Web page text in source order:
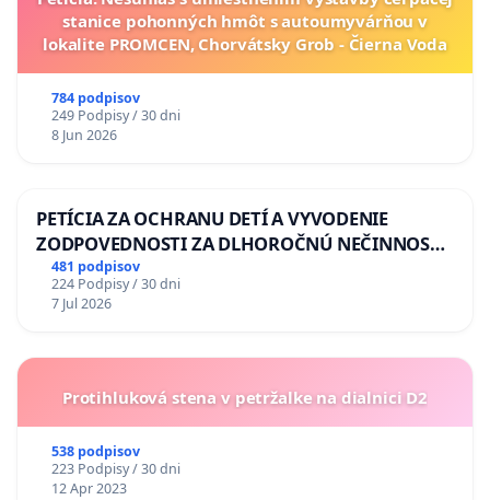
stanice pohonných hmôt s autoumyvárňou v
lokalite PROMCEN, Chorvátsky Grob - Čierna Voda
784 podpisov
249 Podpisy / 30 dni
8 Jun 2026
PETÍCIA ZA OCHRANU DETÍ A VYVODENIE
ZODPOVEDNOSTI ZA DLHOROČNÚ NEČINNOSŤ
A ZLYHANIE ŠTÁTU
481 podpisov
224 Podpisy / 30 dni
7 Jul 2026
Protihluková stena v petržalke na dialnici D2
538 podpisov
223 Podpisy / 30 dni
12 Apr 2023